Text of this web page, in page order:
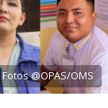
Fotos @OPAS/OMS